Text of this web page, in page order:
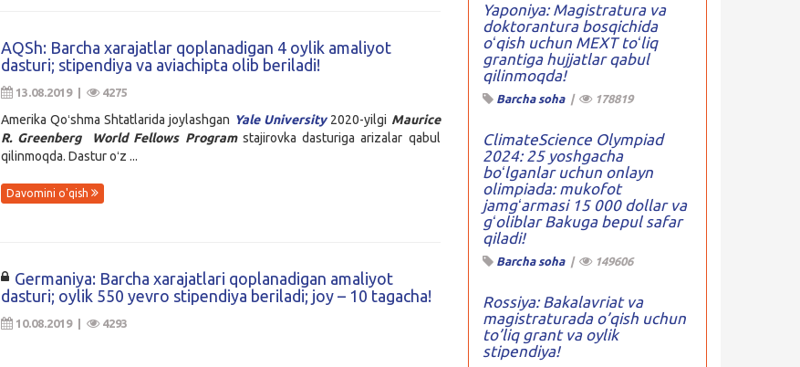
AQSh: Barcha xarajatlar qoplanadigan 4 oylik amaliyot
dasturi; stipendiya va aviachipta olib beriladi!
13.08.2019 | 4275
Amerika Qoʻshma Shtatlarida joylashgan Yale University2020-yilgi Maurice
R. Greenberg World Fellows Programstajirovka dasturiga arizalar qabul
qilinmoqda. Dastur oʻz ...
Davomini o'qish
Germaniya: Barcha xarajatlari qoplanadigan amaliyot
dasturi; oylik 550 yevro stipendiya beriladi; joy – 10 tagacha!
10.08.2019 | 4293
Yaponiya: Magistratura va
doktorantura bosqichida
oʻqish uchun MEXT toʻliq
grantiga hujjatlar qabul
qilinmoqda!
Barcha soha| 178819
ClimateScience Olympiad
2024: 25 yoshgacha
boʻlganlar uchun onlayn
olimpiada: mukofot
jamgʻarmasi 15 000 dollar va
gʻoliblar Bakuga bepul safar
qiladi!
Barcha soha| 149606
Rossiya: Bakalavriat va
magistraturada o’qish uchun
to’liq grant va oylik
stipendiya!